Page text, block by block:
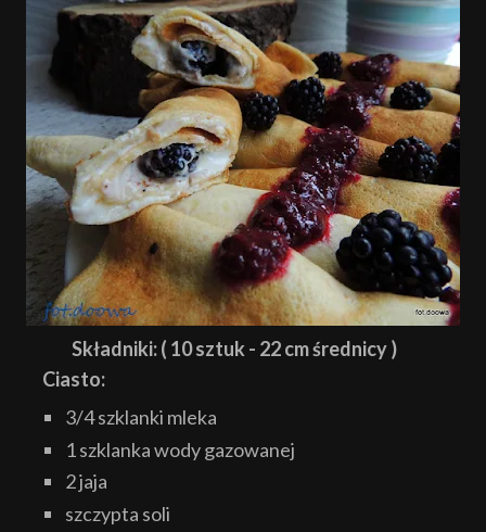
Składniki: ( 10 sztuk - 22 cm średnicy )
Ciasto:
3/4 szklanki mleka
1 szklanka wody gazowanej
2 jaja
szczypta soli